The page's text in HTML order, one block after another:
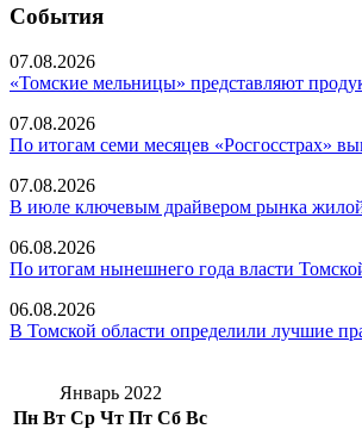
События
07.08.2026
«Томские мельницы» представляют
07.08.2026
По итогам семи месяцев «Росгосстрах»
07.08.2026
В июле ключевым драйвером рынка
06.08.2026
По итогам нынешнего года власти
06.08.2026
В Томской области определили лучшие
Январь 2022
Пн Вт Ср Чт Пт Сб Вс